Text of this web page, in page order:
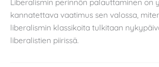
kannatettava vaatimus sen valossa,
liberalismin klassikoita tulkitaan
liberalistien piirissä.